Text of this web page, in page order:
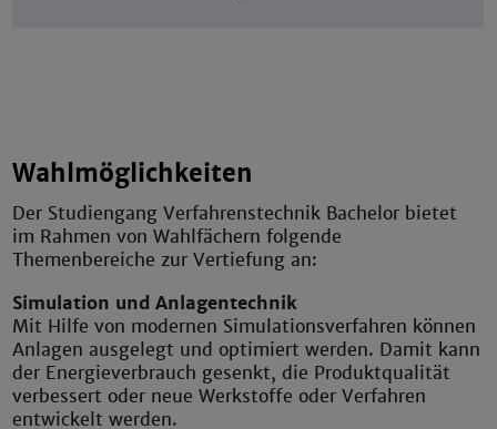
Wahlmöglichkeiten
Der Studiengang Verfahrenstechnik Bachelor bietet
im Rahmen von Wahlfächern folgende
Themenbereiche zur Vertiefung an:
Simulation und Anlagentechnik
Mit Hilfe von modernen Simulationsverfahren können
Anlagen ausgelegt und optimiert werden. Damit kann
der Energieverbrauch gesenkt, die Produktqualität
verbessert oder neue Werkstoffe oder Verfahren
entwickelt werden.